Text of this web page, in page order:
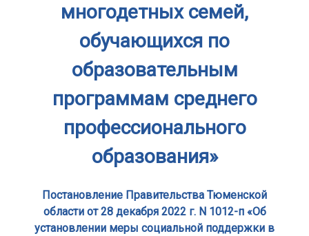
многодетных семей,
обучающихся по
образовательным
программам среднего
профессионального
образования»
Постановление Правительства Тюменской
области от 28 декабря 2022 г. N 1012-п «Об
установлении меры социальной поддержки в